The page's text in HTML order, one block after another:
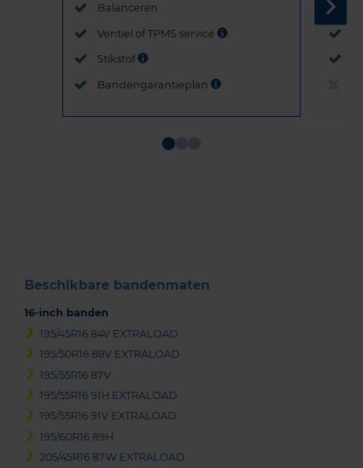
Balanceren
Ventiel of TPMS service
Stikstof
Bandengarantieplan
Beschikbare bandenmaten
16-inch banden
195/45R16 84V EXTRALOAD
195/50R16 88V EXTRALOAD
195/55R16 87V
195/55R16 91H EXTRALOAD
195/55R16 91V EXTRALOAD
195/60R16 89H
205/45R16 87W EXTRALOAD